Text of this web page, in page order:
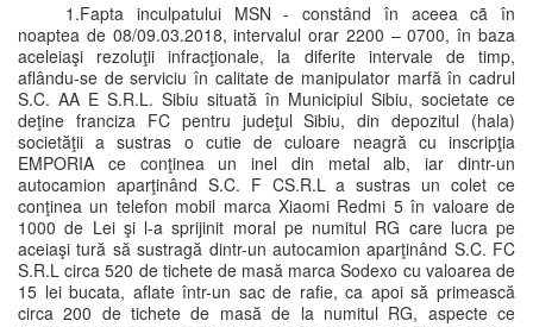
1.Fapta inculpatului MSN - constând în aceea cã în
noaptea de 08/09.03.2018, intervalul orar 2200 – 0700, în baza
aceleiaşi rezoluţii infracţionale, la diferite intervale de timp,
aflându-se de serviciu în calitate de manipulator marfă în cadrul
S.C. AA E S.R.L. Sibiu situată în Municipiul Sibiu, societate ce
deţine franciza FC pentru judeţul Sibiu, din depozitul (hala)
societăţii a sustras o cutie de culoare neagră cu inscripţia
EMPORIA ce conţinea un inel din metal alb, iar dintr-un
autocamion aparţinând S.C. F CS.R.L a sustras un colet ce
conţinea un telefon mobil marca Xiaomi Redmi 5 în valoare de
1000 de Lei şi l-a sprijinit moral pe numitul RG care lucra pe
aceiaşi tură să sustragă dintr-un autocamion aparţinând S.C. FC
S.R.L circa 520 de tichete de masă marca Sodexo cu valoarea de
15 lei bucata, aflate într-un sac de rafie, ca apoi să primească
circa 200 de tichete de masă de la numitul RG, aspecte ce